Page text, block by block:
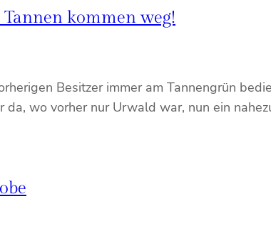
kommen weg!
Besitzer immer am Tannengrün
da, wo vorher nur Urwald war, nun ein